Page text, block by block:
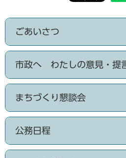
ごあいさつ
市政へ わたしの意見・提
まちづくり懇談会
公務日程